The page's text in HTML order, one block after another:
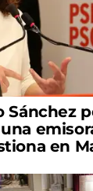
Sánchez
en